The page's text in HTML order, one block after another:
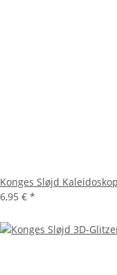
Konges Sløjd
6,95 € *